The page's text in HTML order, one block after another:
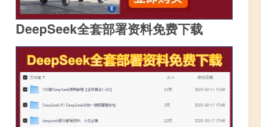
DeepSeek全套部署资料免费下载